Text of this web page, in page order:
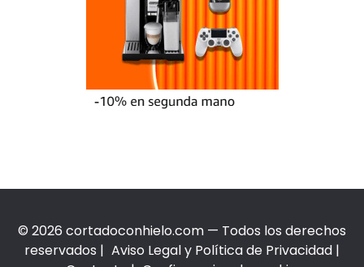
© 2026 cortadoconhielo.com — Todos los derechos
reservados | Aviso Legal y Política de Privacidad |